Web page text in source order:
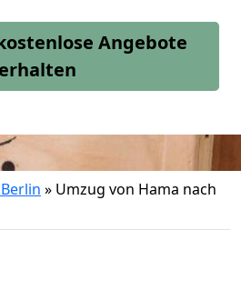
Angebote
erhalten
» Umzug von Hama nach